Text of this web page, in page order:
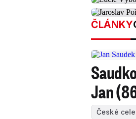
ČLÁNKY
Jan
České